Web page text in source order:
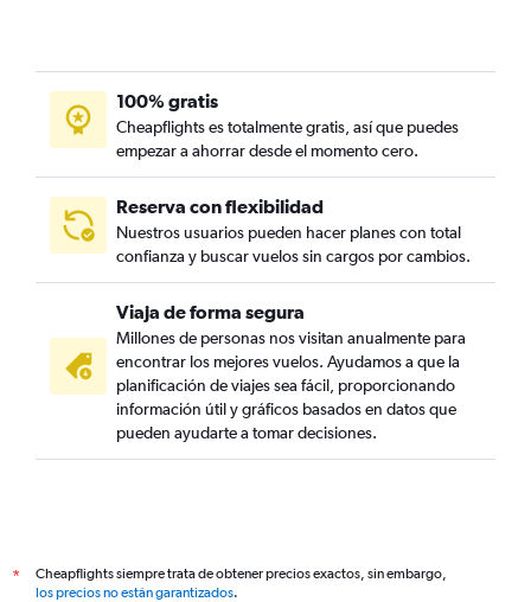
100% gratis
Cheapflights es totalmente gratis, así que puedes
empezar a ahorrar desde el momento cero.
Reserva con flexibilidad
Nuestros usuarios pueden hacer planes con total
confianza y buscar vuelos sin cargos por cambios.
Viaja de forma segura
Millones de personas nos visitan anualmente para
encontrar los mejores vuelos. Ayudamos a que la
planificación de viajes sea fácil, proporcionando
información útil y gráficos basados en datos que
pueden ayudarte a tomar decisiones.
*
Cheapflights siempre trata de obtener precios exactos, sin embargo,
los precios no están garantizados.